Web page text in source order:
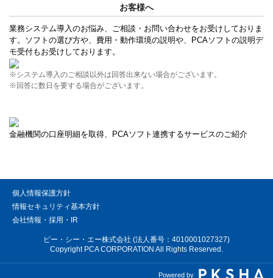
お客様へ
業務システム導入のお悩み、ご相談・お問い合わせをお受けしておりま
す。ソフトの選び方や、費用・動作環境の説明や、PCAソフトの説明デ
モ受付もお受けしております。
※システム導入のご相談以外は回答出来ない場合がございます。
※回答に数日を要する場合がございます。
金融機関の口座明細を取得、PCAソフト連携するサービスのご紹介
個人情報保護方針
情報セキュリティ基本方針
会社情報・採用・IR
ピー・シー・エー株式会社 (法人番号：4010001027327)
Copyright PCA CORPORATION All Rights Reserved.
Powered by